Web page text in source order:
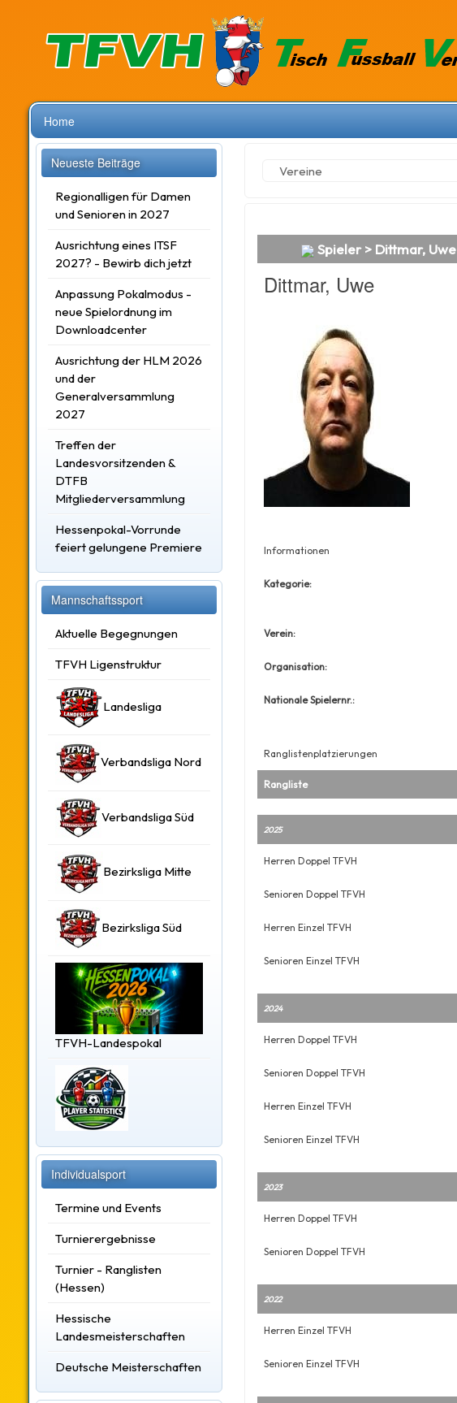
Home
Neueste Beiträge
Regionalligen für Damen
und Senioren in 2027
Ausrichtung eines ITSF
2027? - Bewirb dich jetzt
Anpassung Pokalmodus -
neue Spielordnung im
Downloadcenter
Ausrichtung der HLM 2026
und der
Generalversammlung
2027
Treffen der
Landesvorsitzenden &
DTFB
Mitgliederversammlung
Hessenpokal-Vorrunde
feiert gelungene Premiere
Mannschaftssport
Aktuelle Begegnungen
TFVH Ligenstruktur
Landesliga
Verbandsliga Nord
Verbandsliga Süd
Bezirksliga Mitte
Bezirksliga Süd
TFVH-Landespokal
Individualsport
Termine und Events
Turnierergebnisse
Turnier - Ranglisten
(Hessen)
Hessische
Landesmeisterschaften
Deutsche Meisterschaften
Vereine
Spieler > Dittmar, Uwe
Dittmar, Uwe
Informationen
Kategorie:
Verein:
Organisation:
Nationale Spielernr.:
Ranglistenplatzierungen
Rangliste
2025
Herren Doppel TFVH
Senioren Doppel TFVH
Herren Einzel TFVH
Senioren Einzel TFVH
2024
Herren Doppel TFVH
Senioren Doppel TFVH
Herren Einzel TFVH
Senioren Einzel TFVH
2023
Herren Doppel TFVH
Senioren Doppel TFVH
2022
Herren Einzel TFVH
Senioren Einzel TFVH